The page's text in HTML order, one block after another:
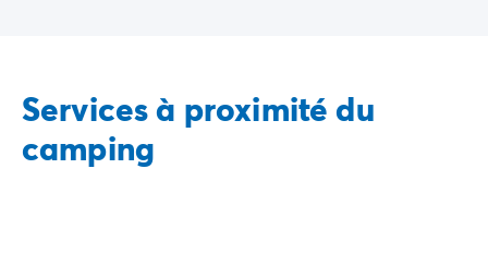
Services à proximité du
camping